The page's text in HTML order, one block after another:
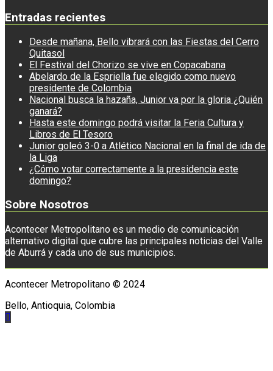
Entradas recientes
Desde mañana, Bello vibrará con las Fiestas del Cerro
Quitasol
El Festival del Chorizo se vive en Copacabana
Abelardo de la Espriella fue elegido como nuevo
presidente de Colombia
Nacional busca la hazaña, Junior va por la gloria ¿Quién
ganará?
Hasta este domingo podrá visitar la Feria Cultura y
Libros de El Tesoro
Junior goleó 3-0 a Atlético Nacional en la final de ida de
la Liga
¿Cómo votar correctamente a la presidencia este
domingo?
Sobre Nosotros
Acontecer Metropolitano es un medio de comunicación
alternativo digital que cubre las principales noticias del Valle
de Aburrá y cada uno de sus municipios.
Acontecer Metropolitano © 2024
Bello, Antioquia, Colombia